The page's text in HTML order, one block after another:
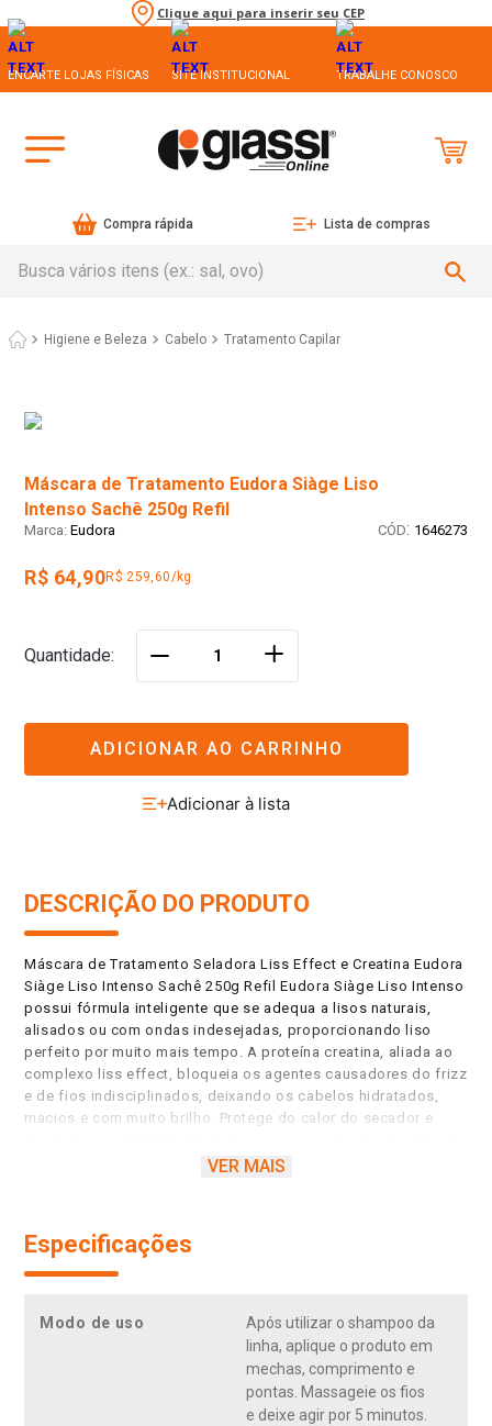
Clique aqui para inserir seu CEP
ENCARTE LOJAS FÍSICAS SITE INSTITUCIONAL TRABALHE CONOSCO
Compra rápida Lista de compras
Higiene e Beleza Cabelo Tratamento Capilar
Máscara de Tratamento Eudora Siàge Liso
Intenso Sachê 250g Refil
Eudora : 1646273
R$ 64,90R$ 259,60/kg
Quantidade ＋
ADICIONAR AO CARRINHO
DESCRIÇÃO DO PRODUTO
Máscara de Tratamento Seladora Liss Effect e Creatina Eudora
Siàge Liso Intenso Sachê 250g Refil Eudora Siàge Liso Intenso
possui fórmula inteligente que se adequa a lisos naturais,
alisados ou com ondas indesejadas, proporcionando liso
perfeito por muito mais tempo. A proteína creatina, aliada ao
complexo liss effect, bloqueia os agentes causadores do frizz
e de fios indisciplinados, deixando os cabelos hidratados,
macios e com muito brilho. Protege do calor do secador e
em animais); Alisados: Aparência de lisos naturais; Liso
Frizz controlado; Hidrata sem pesar.
VER MAIS
Especificações
Modo de uso
Após utilizar o shampoo da
linha, aplique o produto em
mechas, comprimento e
pontas. Massageie os fios
e deixe agir por 5 minutos.